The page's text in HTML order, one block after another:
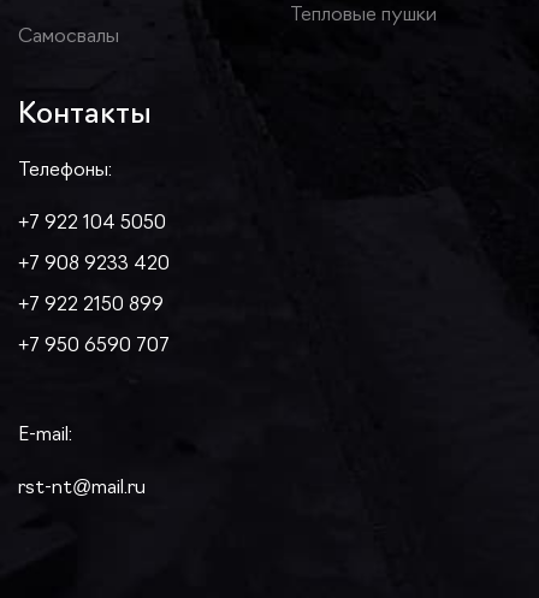
Самосвалы
Тепловые пушки
Контакты
Телефоны:
+7 922 104 5050
+7 908 9233 420
+7 922 2150 899
+7 950 6590 707
E-mail:
rst-nt@mail.ru